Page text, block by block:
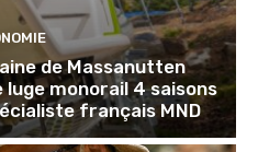
de Massanutten
monorail 4 saisons
français MND